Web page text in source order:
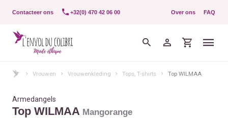
Contacteer ons +32(0) 470 42 06 00 Over ons FAQ
Vrouwen Vrouwenkleding Tops, T-shirts Top WILMAA
Armedangels
Top WILMAA Mangorange